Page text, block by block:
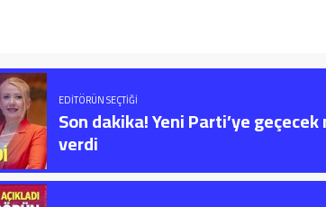
EDITÖRÜN SEÇTIĞI
Son dakika! Yeni Parti’ye
verdi